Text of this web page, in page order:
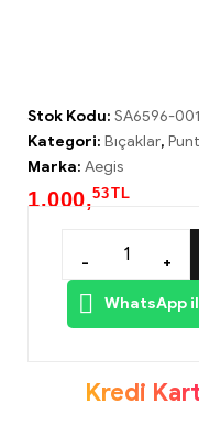
Stok Kodu: SA6596-001
Kategori: Bıçaklar,
Marka: Aegis
1.000,53TL
- +
WhatsApp
Kredi